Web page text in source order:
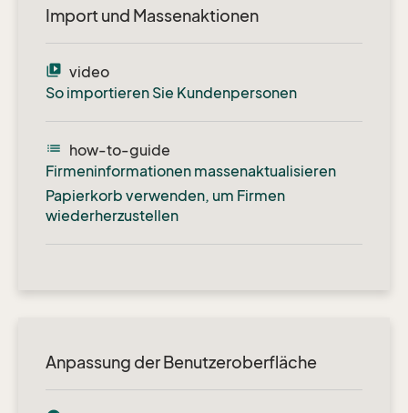
Import und Massenaktionen
video_library video
So importieren Sie Kundenpersonen
list
how-to-guide
Firmeninformationen massenaktualisieren
Papierkorb verwenden, um Firmen
wiederherzustellen
Anpassung der Benutzeroberfläche